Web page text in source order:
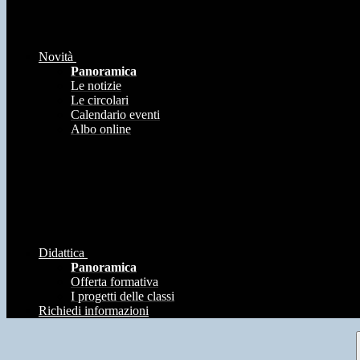
Novità
Panoramica
Le notizie
Le circolari
Calendario eventi
Albo online
Didattica
Panoramica
Offerta formativa
I progetti delle classi
Richiedi informazioni